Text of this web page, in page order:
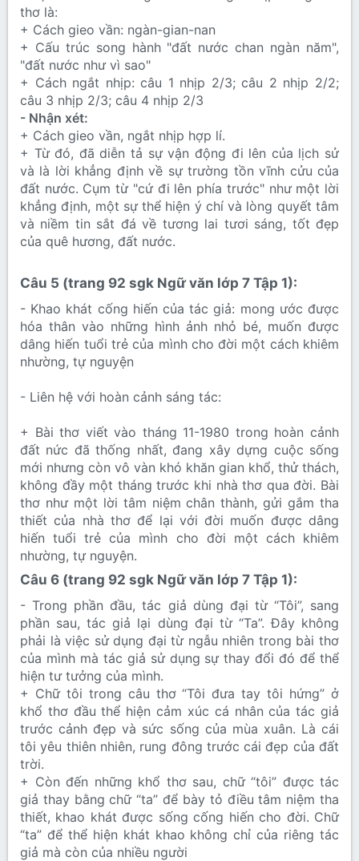
thơ là:
+ Cách gieo vần: ngàn-gian-nan
+ Cấu trúc song hành "đất nước chan ngàn năm",
"đất nước như vì sao"
+ Cách ngắt nhịp: câu 1 nhịp 2/3; câu 2 nhịp 2/2;
câu 3 nhịp 2/3; câu 4 nhịp 2/3
- Nhận xét:
+ Cách gieo vần, ngắt nhịp hợp lí.
+ Từ đó, đã diễn tả sự vận động đi lên của lịch sử
và là lời khẳng định về sự trường tồn vĩnh cửu của
đất nước. Cụm từ "cứ đi lên phía trước" như một lời
khẳng định, một sự thể hiện ý chí và lòng quyết tâm
và niềm tin sắt đá về tương lai tươi sáng, tốt đẹp
của quê hương, đất nước.
Câu 5 (trang 92 sgk Ngữ văn lớp 7 Tập 1):​
- Khao khát cống hiến của tác giả: mong ước được
hóa thân vào những hình ảnh nhỏ bé, muốn được
dâng hiến tuổi trẻ của mình cho đời một cách khiêm
nhường, tự nguyện
- Liên hệ với hoàn cảnh sáng tác:
+ Bài thơ viết vào tháng 11-1980 trong hoàn cảnh
đất nức đã thống nhất, đang xây dựng cuộc sống
mới nhưng còn vô vàn khó khăn gian khổ, thử thách,
không đầy một tháng trước khi nhà thơ qua đời. Bài
thơ như một lời tâm niệm chân thành, gửi gắm tha
thiết của nhà thơ để lại với đời muốn được dâng
hiến tuổi trẻ của mình cho đời một cách khiêm
nhường, tự nguyện.
Câu 6 (trang 92 sgk Ngữ văn lớp 7 Tập 1):​
- Trong phần đầu, tác giả dùng đại từ “Tôi”, sang
phần sau, tác giả lại dùng đại từ “Ta”. Đây không
phải là việc sử dụng đại từ ngẫu nhiên trong bài thơ
của mình mà tác giả sử dụng sự thay đổi đó để thể
hiện tư tưởng của mình.
+ Chữ tôi trong câu thơ “Tôi đưa tay tôi hứng” ở
khổ thơ đầu thể hiện cảm xúc cá nhân của tác giả
trước cảnh đẹp và sức sống của mùa xuân. Là cái
tôi yêu thiên nhiên, rung đông trước cái đẹp của đất
trời.
+ Còn đến những khổ thơ sau, chữ “tôi” được tác
giả thay bằng chữ “ta” để bày tỏ điều tâm niệm tha
thiết, khao khát được sống cống hiến cho đời. Chữ
“ta” để thể hiện khát khao không chỉ của riêng tác
giả mà còn của nhiều người